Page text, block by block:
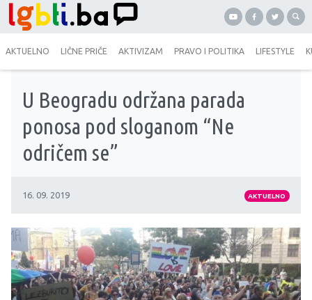
AKTUELNO LIČNE PRIČE AKTIVIZAM PRAVO I POLITIKA LIFESTYLE
U Beogradu održana parada
ponosa pod sloganom “Ne
odričem se”
16. 09. 2019 AKTUELNO